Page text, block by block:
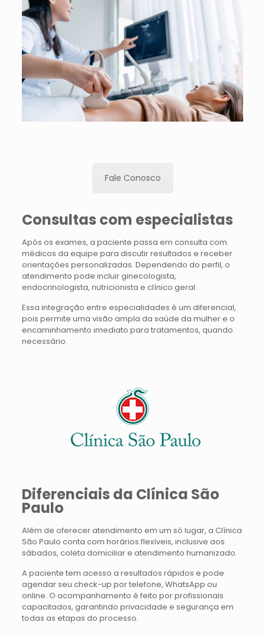
Fale Conosco
Consultas com especialistas
Após os exames, a paciente passa em consulta com
médicos da equipe para discutir resultados e receber
orientações personalizadas. Dependendo do perfil, o
atendimento pode incluir ginecologista,
endocrinologista, nutricionista e clínico geral.
Essa integração entre especialidades é um diferencial,
pois permite uma visão ampla da saúde da mulher e o
encaminhamento imediato para tratamentos, quando
necessário.
Diferenciais da Clínica São
Paulo
Além de oferecer atendimento em um só lugar, a Clínica
São Paulo conta com horários flexíveis, inclusive aos
sábados, coleta domiciliar e atendimento humanizado.
A paciente tem acesso a resultados rápidos e pode
agendar seu check-up por telefone, WhatsApp ou
online. O acompanhamento é feito por profissionais
capacitados, garantindo privacidade e segurança em
todas as etapas do processo.